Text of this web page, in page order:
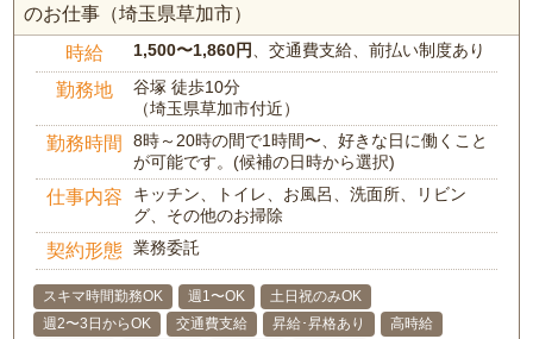
のお仕事（埼玉県草加市）
時給 1,500〜1,860円 、交通費支給、前払い制度あり
勤務地
谷塚 徒歩10分
（埼玉県草加市付近）
勤務時間
8時～20時の間で1時間〜、好きな日に働くこと
が可能です。(候補の日時から選択)
仕事内容
キッチン、トイレ、お風呂、洗面所、リビン
グ、その他のお掃除
契約形態 業務委託
スキマ時間勤務OK 週1〜OK
土日祝のみOK
週2〜3日からOK
交通費支給 昇給･昇格あり
高時給